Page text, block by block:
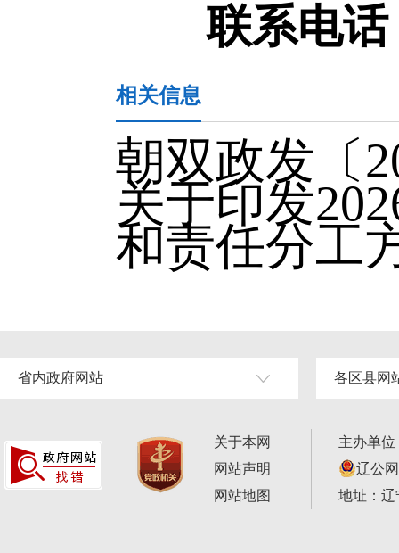
联系电话
相关信息
朝双政发〔
关于印发
和责任分工
省内政府网站 各区县网
关于本网
网站声明
网站地图
主办单
辽公
地址：辽